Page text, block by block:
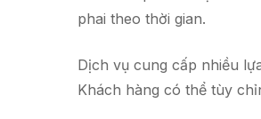
phai theo thời gian.
Dịch vụ cung cấp nhiều
Khách hàng có thể tùy